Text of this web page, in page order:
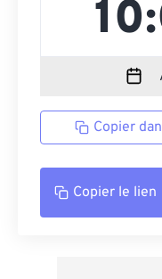
Copier
Copier le lien